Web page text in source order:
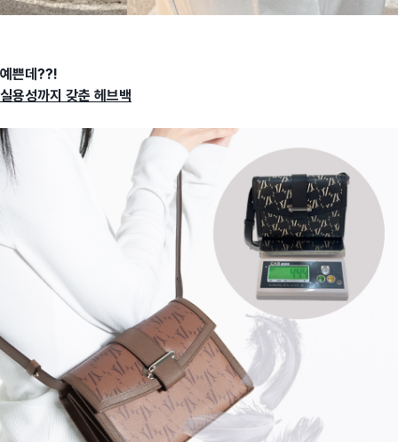
예쁜데??!
실용성까지 갖춘 헤브백